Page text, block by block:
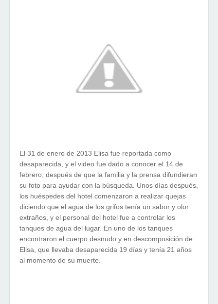
El 31 de enero de 2013 Elisa fue reportada como
desaparecida, y el video fue dado a conocer el 14 de
febrero, después de que la familia y la prensa difundieran
su foto para ayudar con la búsqueda. Unos días después,
los huéspedes del hotel comenzaron a realizar quejas
diciendo que el agua de los grifos tenía un sabor y olor
extraños, y el personal del hotel fue a controlar los
tanques de agua del lugar. En uno de los tanques
encontraron el cuerpo desnudo y en descomposición de
Elisa, que llevaba desaparecida 19 días y tenía 21 años
al momento de su muerte.